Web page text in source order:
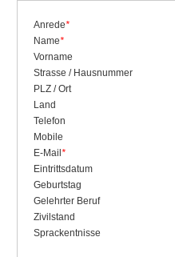
Anrede*
Name*
Vorname
Strasse / Hausnummer
PLZ / Ort
Land
Telefon
Mobile
E-Mail *
Eintrittsdatum
Geburtstag
Gelehrter Beruf
Zivilstand
Sprackentnisse